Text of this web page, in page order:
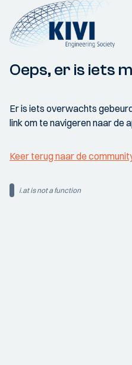
Oeps, er is iets
Er is iets overwachts
link om te navigeren naar de
Keer terug naar de
i.at is not a function